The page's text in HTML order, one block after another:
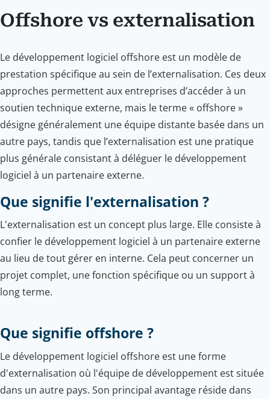
Offshore vs externalisation
Le développement logiciel offshore est un modèle de
prestation spécifique au sein de l’externalisation. Ces deux
approches permettent aux entreprises d’accéder à un
soutien technique externe, mais le terme « offshore »
désigne généralement une équipe distante basée dans un
autre pays, tandis que l’externalisation est une pratique
plus générale consistant à déléguer le développement
logiciel à un partenaire externe.
Que signifie l'externalisation ?
L'externalisation est un concept plus large. Elle consiste à
confier le développement logiciel à un partenaire externe
au lieu de tout gérer en interne. Cela peut concerner un
projet complet, une fonction spécifique ou un support à
long terme.
Que signifie offshore ?
Le développement logiciel offshore est une forme
d'externalisation où l'équipe de développement est située
dans un autre pays. Son principal avantage réside dans